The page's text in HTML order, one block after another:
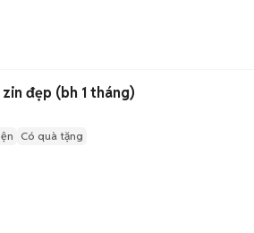
đẹp (bh 1 tháng)
Có quà tặng